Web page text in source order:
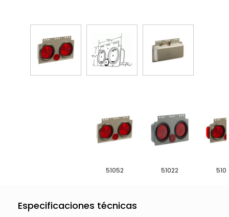
51052 51022
Especificaciones técnicas